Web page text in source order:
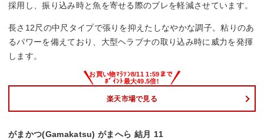
採用し、振り込み時と魚を寄せる際のブレを軽減させています。
長さ12尺の中尺タイプで張りを抑えたしなやかな調子。粘りのあ
るパワーを備えており、大型ヘラブナの取り込み時に威力を発揮
します。
楽天市場で見る
がまかつ(Gamakatsu) がまへら 結月 11